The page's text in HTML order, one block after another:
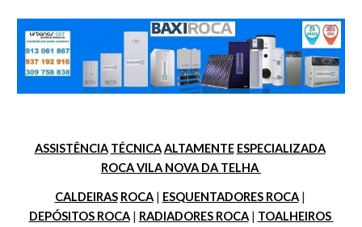
ASSISTÊNCIA TÉCNICA ALTAMENTE ESPECIALIZADA
ROCA VILA NOVA DA TELHA
CALDEIRAS ROCA | ESQUENTADORES ROCA
DEPÓSITOS ROCA | RADIADORES ROCA | TOALHEIROS